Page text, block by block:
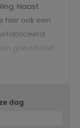
Naast
hier ook een
goed hotel.
dag